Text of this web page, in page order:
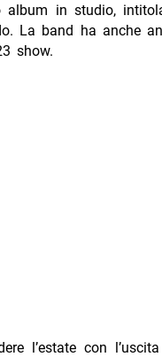
in studio,
La band ha anche
show.
l’estate con